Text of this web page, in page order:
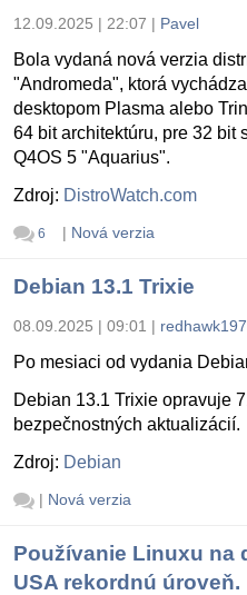
12.09.2025 | 22:07 | Pavel
Bola vydaná nová verzia
"Andromeda", ktorá
desktopom Plasma alebo
64 bit architektúru, pre 32 bit
Q4OS 5 "Aquarius".
Zdroj: DistroWatch.com
6 | Nová verzia
Debian 13.1 Trixie
08.09.2025 | 09:01 |
Po mesiaci od vydania
Debian 13.1 Trixie opravuje
bezpečnostných aktualizácií.
Zdroj: Debian
| Nová verzia
Používanie Linuxu na
USA rekordnú úroveň.